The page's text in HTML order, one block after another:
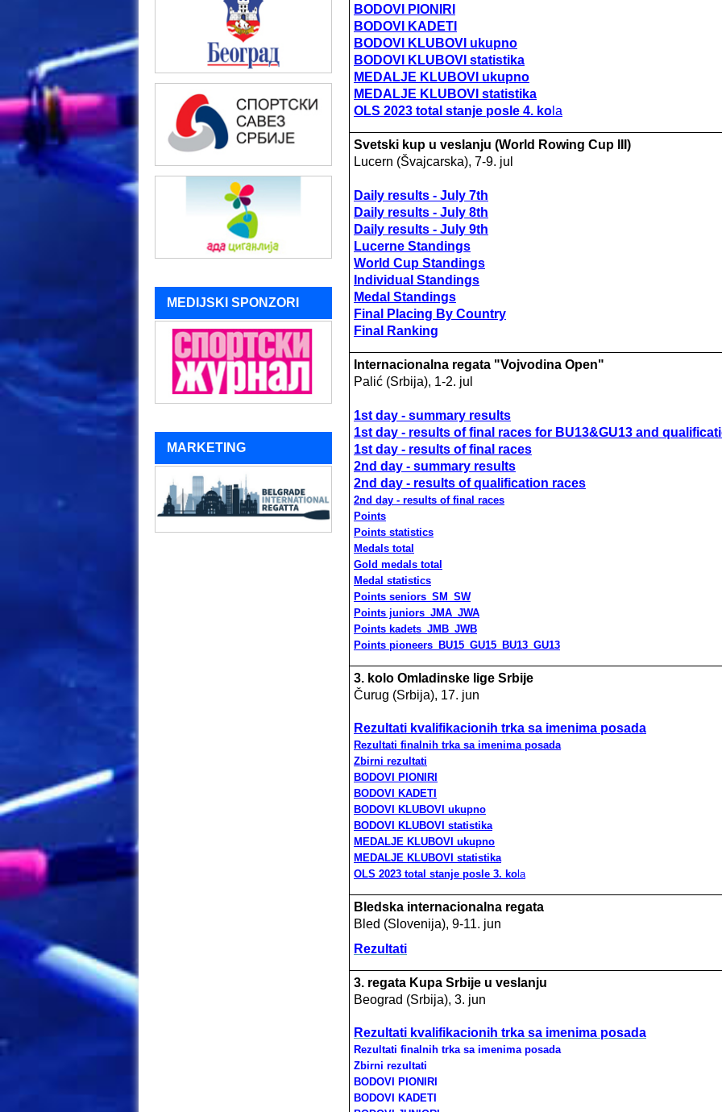
BODOVI PIONIRI
BODOVI KADETI
BODOVI KLUBOVI ukupno
BODOVI KLUBOVI statistika
MEDALJE KLUBOVI ukupno
MEDALJE KLUBOVI statistika
OLS 2023 total stanje posle 4. ko la
Svetski kup u veslanju (World Rowing Cup III)
Lucern (Švajcarska), 7-9. jul
Daily results - July 7th
Daily results - July 8th
Daily results - July 9th
Lucerne Standings
World Cup Standings
Individual Standings
Medal Standings
Final Placing By Country
Final Ranking
Internacionalna regata "Vojvodina Open"
Palić (Srbija), 1-2. jul
1st day - summary results
1st day - results of final races for BU13&GU13 and
1st day - results of final races
2nd day - summary results
2nd day - results of qualification races
2nd day - results of final races
Points
Points statistics
Medals total
Gold medals total
Medal statistics
Points seniors_SM_SW
Points juniors_JMA_JWA
Points kadets_JMB_JWB
Points pioneers_BU15_GU15_BU13_GU13
3. kolo Omladinske lige Srbije
Čurug (Srbija), 17. jun
Rezultati kvalifikacionih trka sa imenima posada
Rezultati finalnih trka sa imenima posada
Zbirni rezultati
BODOVI PIONIRI
BODOVI KADETI
BODOVI KLUBOVI ukupno
BODOVI KLUBOVI statistika
MEDALJE KLUBOVI ukupno
MEDALJE KLUBOVI statistika
OLS 2023 total stanje posle 3. ko la
Bledska internacionalna regata
Bled (Slovenija), 9-11. jun
Rezultati
3. regata Kupa Srbije u veslanju
Beograd (Srbija), 3. jun
Rezultati kvalifikacionih trka sa imenima posada
Rezultati finalnih trka sa imenima posada
Zbirni rezultati
BODOVI PIONIRI
BODOVI KADETI
MEDIJSKI SPONZORI
MARKETING